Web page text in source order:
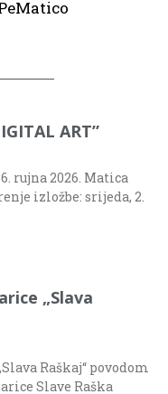
ART”
rujna 2026. Matica
izložbe: srijeda, 2.
„Slava
Raškaj“ povodom
Slave Raška